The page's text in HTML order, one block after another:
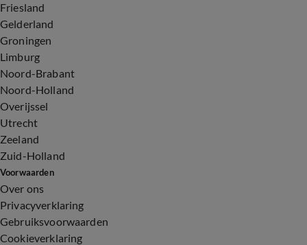
Friesland
Gelderland
Groningen
Limburg
Noord-Brabant
Noord-Holland
Overijssel
Utrecht
Zeeland
Zuid-Holland
Voorwaarden
Over ons
Privacyverklaring
Gebruiksvoorwaarden
Cookieverklaring